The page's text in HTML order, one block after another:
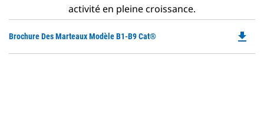
activité en pleine croissance.
Brochure Des Marteaux Modèle B1-B9 Cat® file_download